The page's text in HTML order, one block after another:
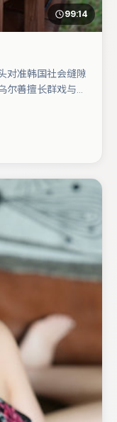
99:14
对准韩国社会缝隙
尔善擅长群戏与空
反差与喜剧/悬疑
清晰主线，这部作